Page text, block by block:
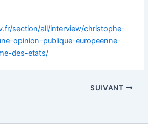
section/all/interview/christophe-
opinion-publique-europeenne-
des-etats/
SUIVANT